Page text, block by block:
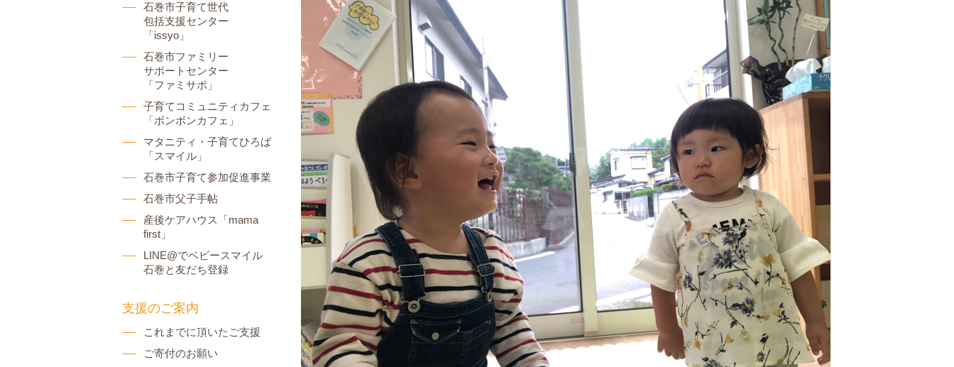
石巻市子育て世代
包括支援センター
「issyo」
石巻市ファミリー
サポートセンター
「ファミサポ」
子育てコミュニティカフェ
「ボンボンカフェ」
マタニティ・子育てひろば
「スマイル」
石巻市子育て参加促進事業
石巻市父子手帖
産後ケアハウス「mama
first」
LINE@でベビースマイル
石巻と友だち登録
支援のご案内
これまでに頂いたご支援
ご寄付のお願い